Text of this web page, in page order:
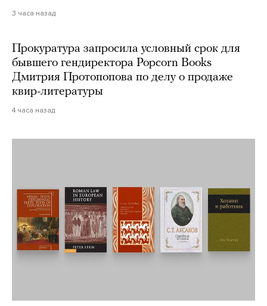
3 часа назад
Прокуратура запросила условный срок для
бывшего гендиректора Popcorn Books
Дмитрия Протопопова по делу о продаже
квир-литературы
4 часа назад